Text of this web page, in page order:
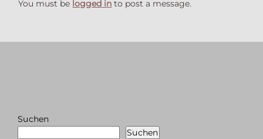
You must be logged in to post a message.
Suchen
Suchen